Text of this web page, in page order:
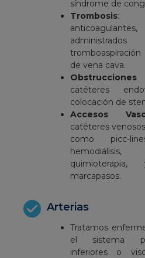
síndrome de
Trombosis:
de vena cava.
Obstrucciones
catéteres
colocación de
Accesos
catéteres
como picc-
marcapasos.
Arterias
Tratamos
el sistema
inferiores o